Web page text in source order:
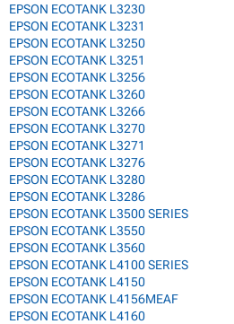
EPSON ECOTANK L3230
EPSON ECOTANK L3231
EPSON ECOTANK L3250
EPSON ECOTANK L3251
EPSON ECOTANK L3256
EPSON ECOTANK L3260
EPSON ECOTANK L3266
EPSON ECOTANK L3270
EPSON ECOTANK L3271
EPSON ECOTANK L3276
EPSON ECOTANK L3280
EPSON ECOTANK L3286
EPSON ECOTANK L3500 SERIES
EPSON ECOTANK L3550
EPSON ECOTANK L3560
EPSON ECOTANK L4100 SERIES
EPSON ECOTANK L4150
EPSON ECOTANK L4156MEAF
EPSON ECOTANK L4160